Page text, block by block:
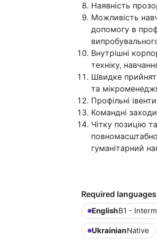
Наявність
Можливість
допомогу в
Внутрішні
техніку,
Швидке
та
Профільні
Командні
Чітку позицію
гуманітарний
Required languages
EnglishB1 -
UkrainianNative